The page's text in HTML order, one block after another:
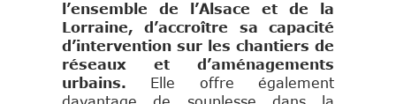
l’ensemble de l’Alsace et de la
Lorraine, d’accroître sa capacité
d’intervention sur les chantiers de
réseaux et d’aménagements
urbains. Elle offre également